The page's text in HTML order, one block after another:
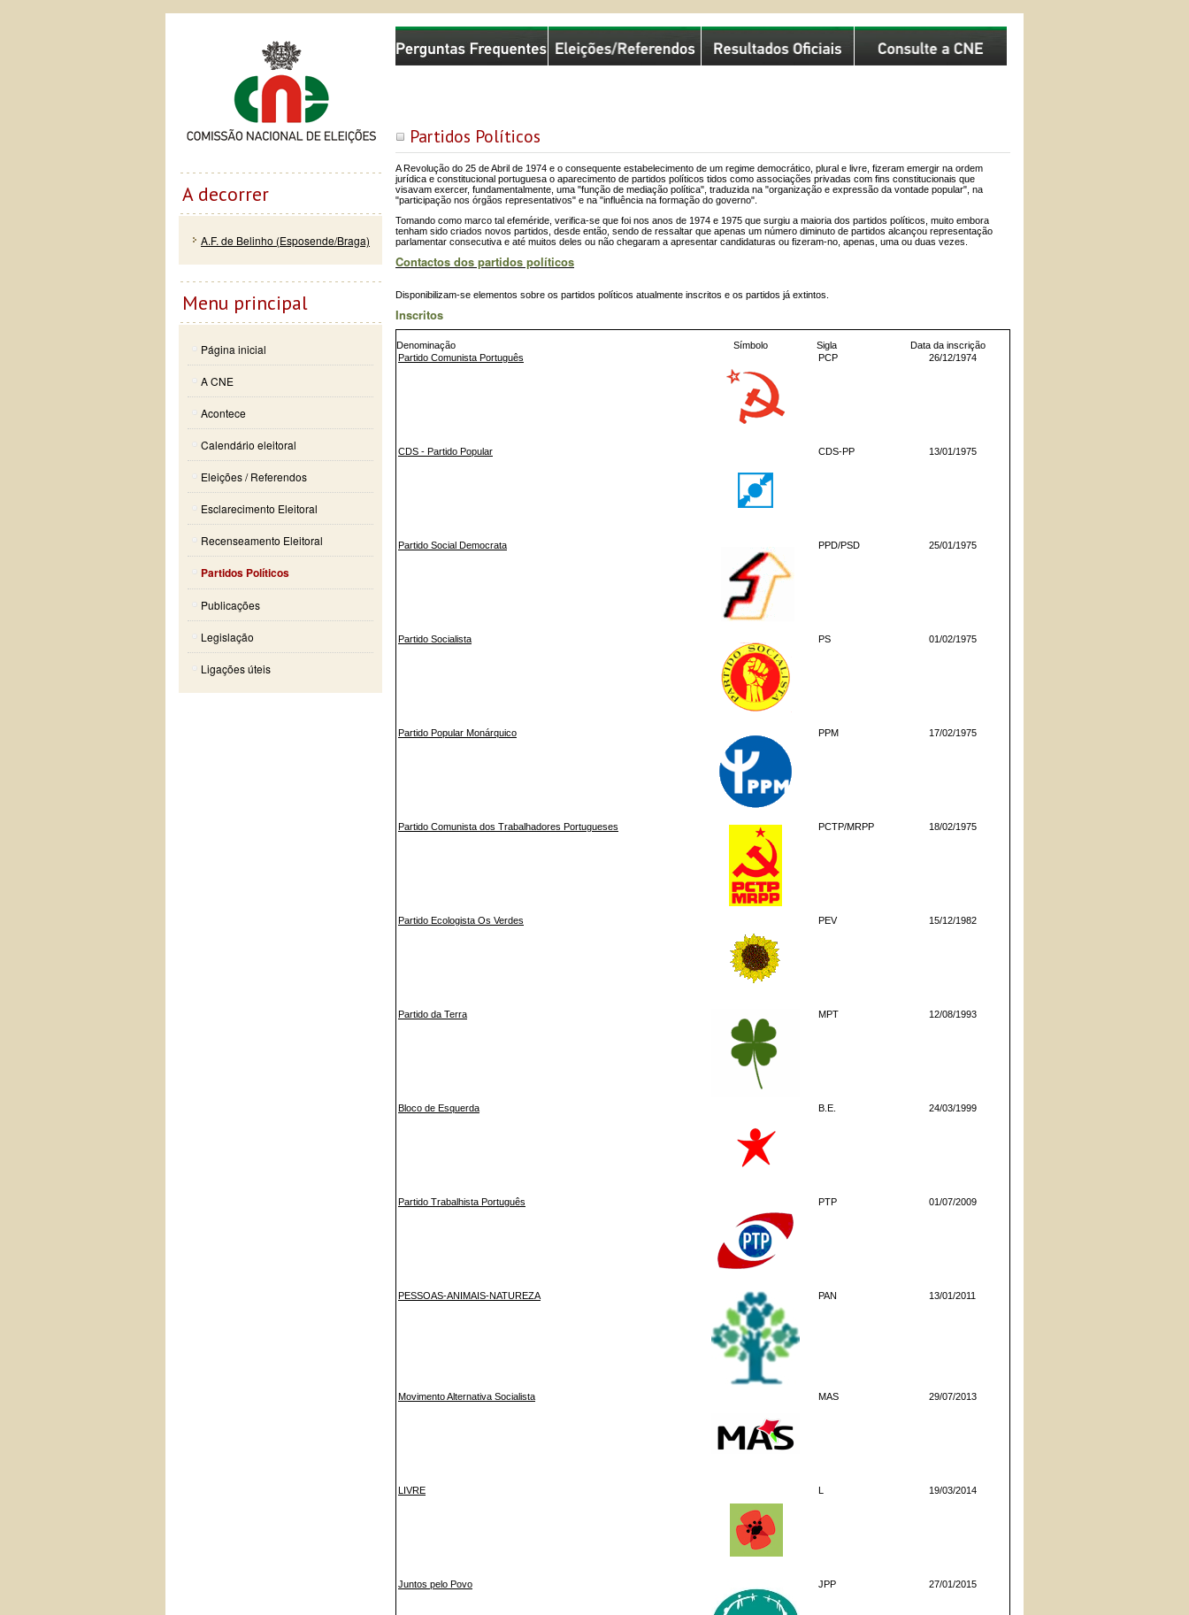
Partidos Políticos
A Revolução do 25 de Abril de 1974 e o consequente estabelecimento de um regime democrático, plural e livre, fizeram emergir na ordem
jurídica e constitucional portuguesa o aparecimento de partidos políticos tidos como associações privadas com fins constitucionais que
visavam exercer, fundamentalmente, uma "função de mediação política", traduzida na "organização e expressão da vontade popular", na
"participação nos órgãos representativos" e na "influência na formação do governo".
Tomando como marco tal efeméride, verifica-se que foi nos anos de 1974 e 1975 que surgiu a maioria dos partidos políticos, muito embora
tenham sido criados novos partidos, desde então, sendo de ressaltar que apenas um número diminuto de partidos alcançou representação
parlamentar consecutiva e até muitos deles ou não chegaram a apresentar candidaturas ou fizeram-no, apenas, uma ou duas vezes.
Contactos dos partidos políticos
Disponibilizam-se elementos sobre os partidos políticos atualmente inscritos e os partidos já extintos.
Inscritos
Denominação Símbolo Sigla
Data da inscrição
Partido Comunista Português
PCP 26/12/1974
CDS - Partido Popular CDS-PP 13/01/1975
Partido Social Democrata PPD/PSD 25/01/1975
Partido Socialista PS 01/02/1975
Partido Popular Monárquico PPM 17/02/1975
Partido Comunista dos Trabalhadores Portugueses PCTP/MRPP 18/02/1975
Partido Ecologista Os Verdes PEV 15/12/1982
Partido da Terra MPT 12/08/1993
Bloco de Esquerda B.E. 24/03/1999
Partido Trabalhista Português PTP 01/07/2009
PESSOAS-ANIMAIS-NATUREZA PAN 13/01/2011
Movimento Alternativa Socialista MAS 29/07/2013
LIVRE L 19/03/2014
Juntos pelo Povo JPP 27/01/2015
Comissão Nacional de Eleições
A decorrer
A.F. de Belinho (Esposende/Braga)
Menu principal
Página inicial
A CNE
Acontece
Calendário eleitoral
Eleições / Referendos
Esclarecimento Eleitoral
Recenseamento Eleitoral
Partidos Políticos
Publicações
Legislação
Ligações úteis